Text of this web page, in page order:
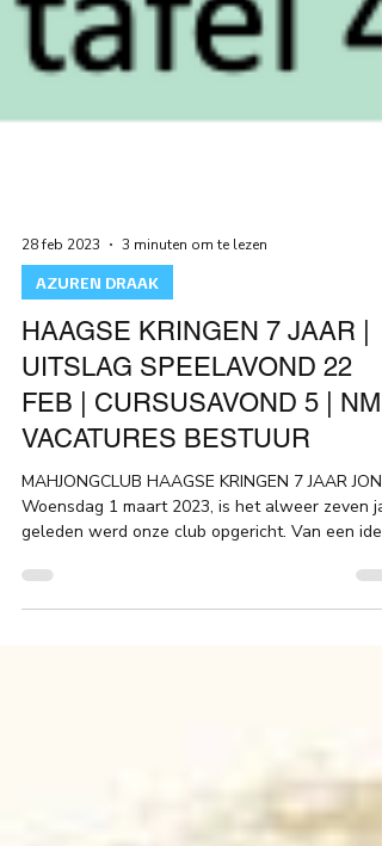
AZUREN DRAAK
HAAGSE KRINGEN 7 JAAR |
UITSLAG SPEELAVOND 22
FEB | CURSUSAVOND 5 |
VACATURES BESTUUR
Woensdag 1 maart 2023, is het alweer zeven
geleden werd onze club opgericht. Van een